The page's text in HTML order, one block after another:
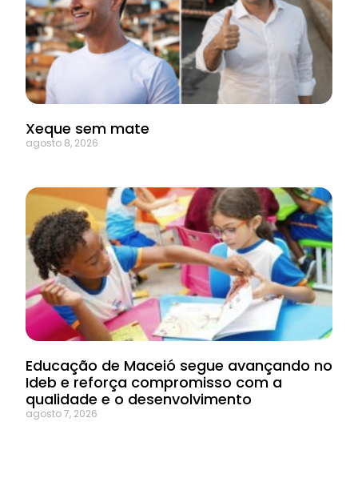
Xeque sem mate
agosto 8, 2026
Educação de Maceió segue avançando no
Ideb e reforça compromisso com a
qualidade e o desenvolvimento
agosto 7, 2026